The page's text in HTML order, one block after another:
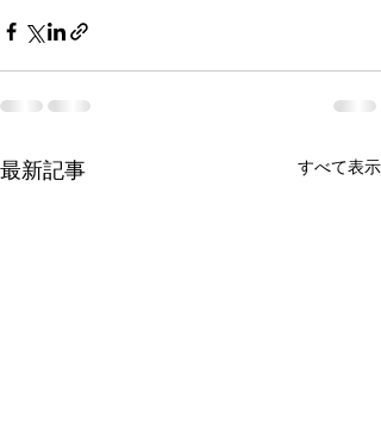
最新記事 すべて表示